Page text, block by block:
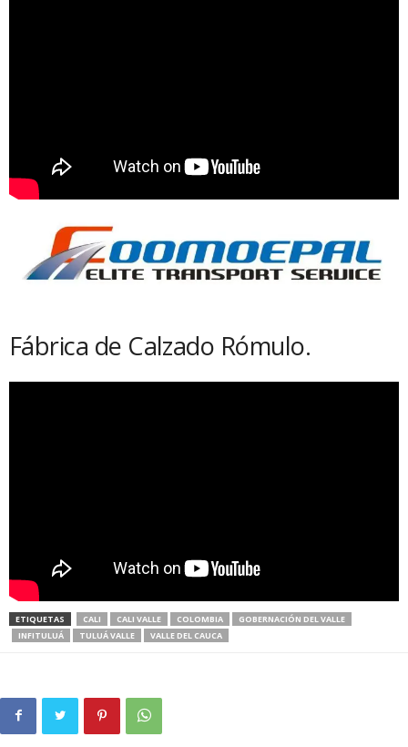
Fábrica de Calzado Rómulo.
ETIQUETAS CALI CALI VALLE COLOMBIA
GOBERNACIÓN DEL VALLE
INFITULUÁ
TULUÁ VALLE VALLE DEL CAUCA